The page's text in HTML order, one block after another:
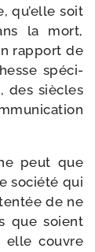
qu’elle soit
la mort,
rap­port de
spé­ci­
des siècles
peut que
socié­té qui
de ne
que soient
elle couvre